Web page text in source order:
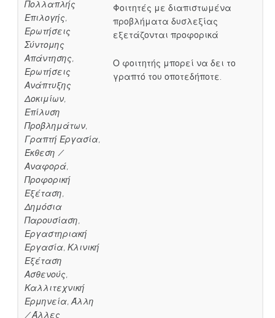
Πολλαπλής
Επιλογής,
Ερωτήσεις
Σύντομης
Απάντησης,
Ερωτήσεις
Ανάπτυξης
Δοκιμίων,
Επίλυση
Προβλημάτων,
Γραπτή Εργασία,
Έκθεση /
Αναφορά,
Προφορική
Εξέταση,
Δημόσια
Παρουσίαση,
Εργαστηριακή
Εργασία, Κλινική
Εξέταση
Ασθενούς,
Καλλιτεχνική
Ερμηνεία, Άλλη
/ Άλλες
Φοιτητές με διαπιστωμένα
προβλήματα δυσλεξίας
εξετάζονται προφορικά
Ο φοιτητής μπορεί να δει το
γραπτό του οποτεδήποτε.